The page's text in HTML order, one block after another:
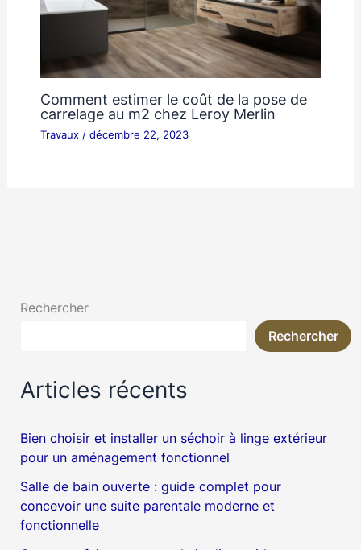
Comment estimer le coût de la pose de
carrelage au m2 chez Leroy Merlin
Travaux/ décembre 22, 2023
Rechercher
Rechercher
Articles récents
Bien choisir et installer un séchoir à linge extérieur
pour un aménagement fonctionnel
Salle de bain ouverte : guide complet pour
concevoir une suite parentale moderne et
fonctionnelle